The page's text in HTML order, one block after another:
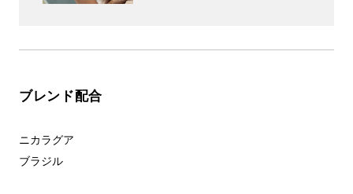
ブレンド配合
ニカラグア
ブラジル